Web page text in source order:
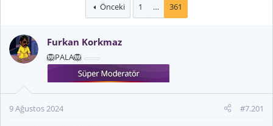
l
a
t
a
r
h
i
e
Önceki 1 … 361
Furkan Korkmaz
🦁PALA🦁
9 Ağustos 2024 #7.201